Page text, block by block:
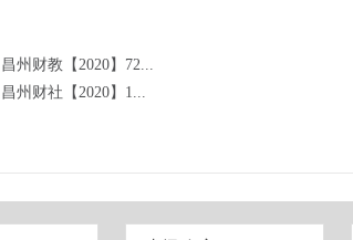
昌州财教【2020】72...
昌州财社【2020】1...